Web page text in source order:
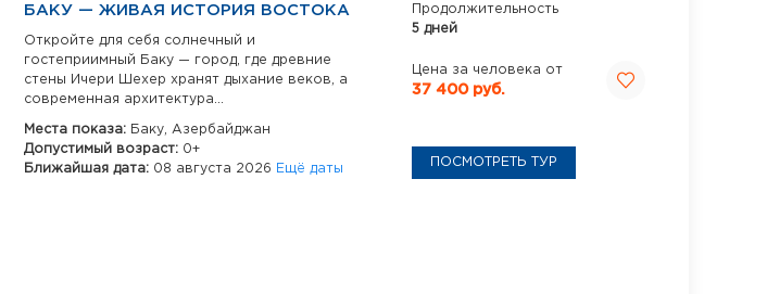
БАКУ — ЖИВАЯ ИСТОРИЯ ВОСТОКА
Откройте для себя солнечный и
гостеприимный Баку — город, где древние
стены Ичери Шехер хранят дыхание веков, а
современная архитектура...
Места показа: Баку, Азербайджан
Допустимый возраст: 0+
Ближайшая дата: 08 августа 2026 Ещё даты
Продолжительность
5 дней
Цена за человека от
37 400 руб.
ПОСМОТРЕТЬ ТУР